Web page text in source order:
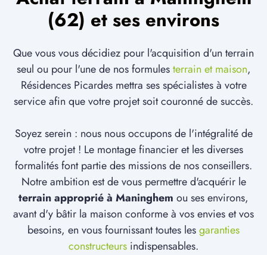
(62) et ses environs
Que vous vous décidiez pour l'acquisition d'un terrain
seul ou pour l'une de nos formulesterrain et maison,
Résidences Picardes mettra ses spécialistes à votre
service afin que votre projet soit couronné de succès.
Soyez serein : nous nous occupons de l'intégralité de
votre projet ! Le montage financier et les diverses
formalités font partie des missions de nos conseillers.
Notre ambition est de vous permettre d'acquérir le
terrain approprié à Maninghem ou ses environs,
avant d'y bâtir la maison conforme à vos envies et vos
besoins, en vous fournissant toutes lesgaranties
constructeurs indispensables.